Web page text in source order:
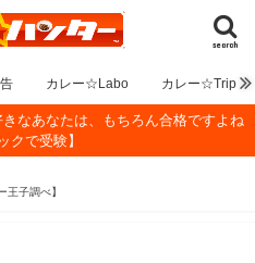
search
カレー☆Labo カレー☆Trip
きなあなたは、もちろん合格ですよね
で受験】
子調べ】